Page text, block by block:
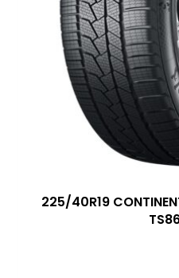
225/40R19